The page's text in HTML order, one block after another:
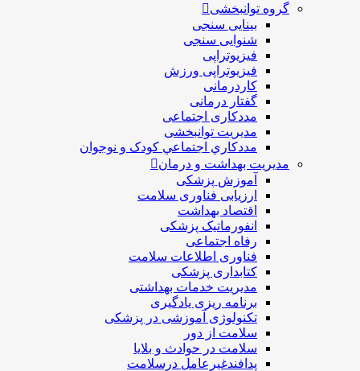
گروه توانبخشی
بینایی سنجی
شنوایی سنجی
فیزیوتراپی
فیزیوتراپی ورزش
کاردرمانی
گفتار درمانی
مددکاری اجتماعی
مديريت توانبخشی
مددکاري اجتماعي کودک و نوجوان
مدیریت بهداشت و درمان
آموزش پزشکی
ارزیابی فناوری سلامت
اقتصاد بهداشت
انفورماتیک پزشکی
رفاه اجتماعی
فناوری اطلاعات سلامت
کتابداری پزشکی
مديريت خدمات بهداشتی
برنامه ریزی یادگیری
تکنولوژی آموزشی در پزشکی
سلامت از دور
سلامت در حوادث و بلایا
پدافندغیرعامل درسلامت